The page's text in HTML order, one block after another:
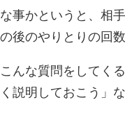
事かというと、相
後のやりとりの回
んな質問をしてく
説明しておこう」